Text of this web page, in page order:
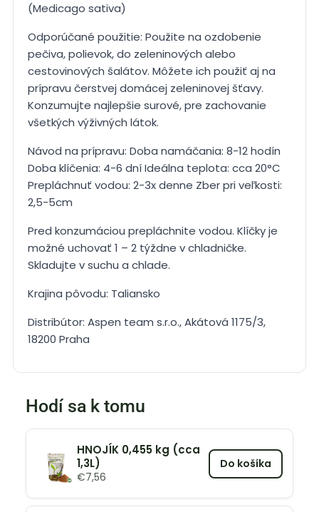
(Medicago sativa)
Odporúčané použitie: Použite na ozdobenie
pečiva, polievok, do zeleninových alebo
cestovinových šalátov. Môžete ich použiť aj na
prípravu čerstvej domácej zeleninovej šťavy.
Konzumujte najlepšie surové, pre zachovanie
všetkých výživných látok.
Návod na prípravu: Doba namáčania: 8-12 hodín
Doba klíčenia: 4-6 dní Ideálna teplota: cca 20°C
Prepláchnuť vodou: 2-3x denne Zber pri veľkosti:
2,5-5cm
Pred konzumáciou prepláchnite vodou. Klíčky je
možné uchovať 1 – 2 týždne v chladničke.
Skladujte v suchu a chlade.
Krajina pôvodu: Taliansko
Distribútor: Aspen team s.r.o., Akátová 1175/3,
18200 Praha
Hodí sa k tomu
HNOJÍK 0,455 kg (cca
1,3L)
€7,56
Do košíka